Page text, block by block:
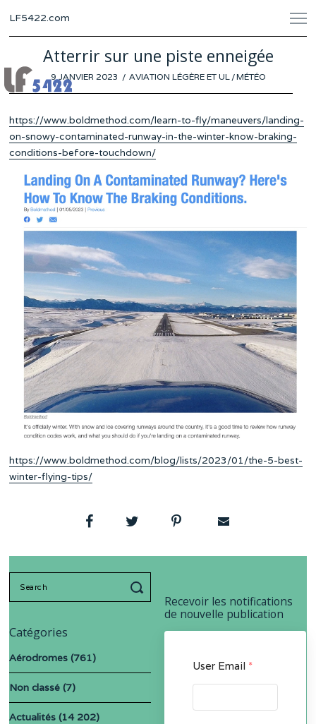
LF5422.com
Atterrir sur une piste enneigée
POSTED
ON
9 JANVIER 2023 5 AVIATION LÉGÈRE ET UL /MÉTÉO
https://www.boldmethod.com/learn-to-fly/maneuvers/landing-
on-snowy-contaminated-runway-in-the-winter-know-braking-
conditions-before-touchdown/
https://www.boldmethod.com/blog/lists/2023/01/the-5-best-
winter-flying-tips/
Recevoir les notifications
de nouvelle publication
User Email *
Catégories
Aérodromes (761)
Non classé (7)
Actualités (14 202)